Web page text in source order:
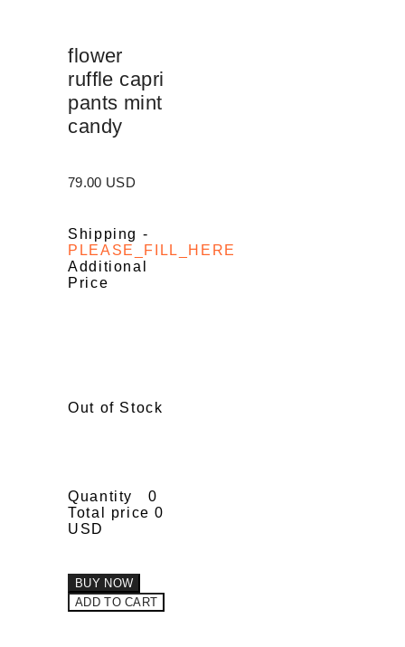
flower
ruffle capri
pants mint
candy
79.00 USD
Shipping -
PLEASE_FILL_HERE
Additional
Price
Out of Stock
Quantity
0
Total price 0
USD
BUY NOW
ADD TO CART